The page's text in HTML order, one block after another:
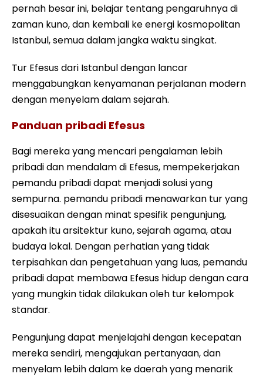
pernah besar ini, belajar tentang pengaruhnya di
zaman kuno, dan kembali ke energi kosmopolitan
Istanbul, semua dalam jangka waktu singkat.
Tur Efesus dari Istanbul dengan lancar
menggabungkan kenyamanan perjalanan modern
dengan menyelam dalam sejarah.
Panduan pribadi Efesus
Bagi mereka yang mencari pengalaman lebih
pribadi dan mendalam di Efesus, mempekerjakan
pemandu pribadi dapat menjadi solusi yang
sempurna. pemandu pribadi menawarkan tur yang
disesuaikan dengan minat spesifik pengunjung,
apakah itu arsitektur kuno, sejarah agama, atau
budaya lokal. Dengan perhatian yang tidak
terpisahkan dan pengetahuan yang luas, pemandu
pribadi dapat membawa Efesus hidup dengan cara
yang mungkin tidak dilakukan oleh tur kelompok
standar.
Pengunjung dapat menjelajahi dengan kecepatan
mereka sendiri, mengajukan pertanyaan, dan
menyelam lebih dalam ke daerah yang menarik